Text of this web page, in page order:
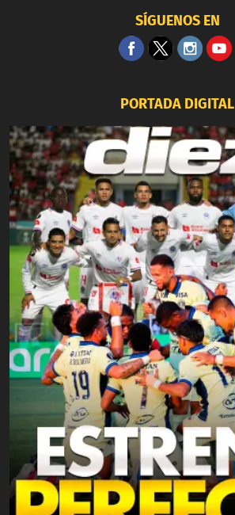
SÍGUENOS EN
PORTADA DIGITAL